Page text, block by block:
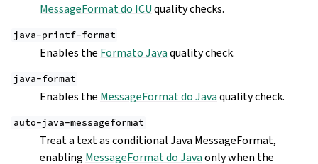
MessageFormat do ICUquality checks.
java-printf-format
Enables the Formato Javaquality check.
java-format
Enables the MessageFormat do Javaquality check.
auto-java-messageformat
Treat a text as conditional Java MessageFormat,
enabling MessageFormat do Javaonly when the